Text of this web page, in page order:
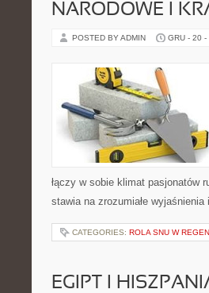
NARODOWE I
POSTED BY ADMIN GRU - 20 -
łączy w sobie klimat pasjonatów
stawia na zrozumiałe
CATEGORIES: ROLA SNU W
EGIPT I